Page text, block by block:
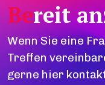
Bereit
Wenn Sie eine
Treffen
gerne hier